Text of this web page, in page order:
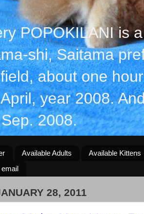
POPOKILANI is
shi, Saitama
about one
year 2008.
2008.
Available Adults
Available Kittens
email
28, 2011